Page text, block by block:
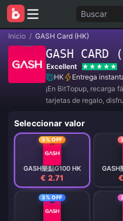
Buscar
Inicio / GASH Card (HK)
GASH CARD
Excellent
HK
Entrega
¡En BitTopup, recarga
tarjetas de regalo,
Seleccionar valor
3% OFF
GASH樂點G100 HK
€ 2.71
GASH
3% OFF